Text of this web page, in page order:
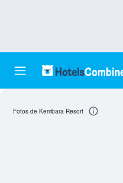
Fotos de Kembara Resort